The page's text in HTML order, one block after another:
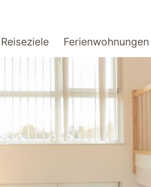
Reiseziele Ferienwohnungen